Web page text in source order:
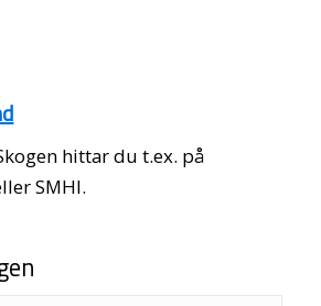
hittar du t.ex. på
SMHI.